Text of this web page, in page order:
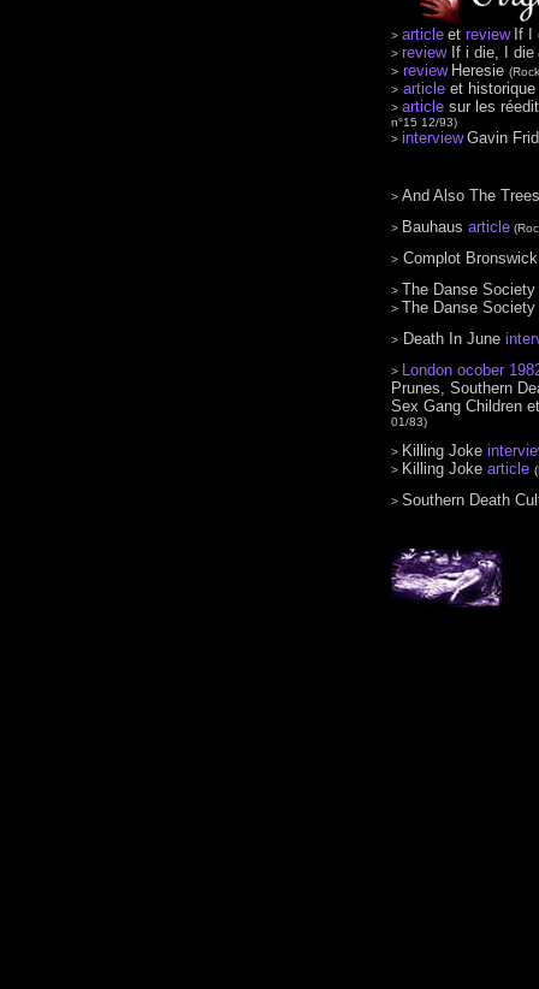
> article et review If
> reviewIf i die, I die
> review Heresie
> articleet historique
> articlesur les
n°15 12/93)
> interview Gavin
> And Also The
> Bauhaus article
>Complot
> The Danse Society
> The Danse Society
>Death In June
> London ocober
Prunes, Southern
Sex Gang Children
01/83)
> Killing Joke
> Killing Joke article
> Southern Death